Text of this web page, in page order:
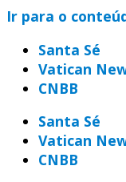
Ir para o
Santa Sé
Vatican
CNBB
Santa Sé
Vatican
CNBB